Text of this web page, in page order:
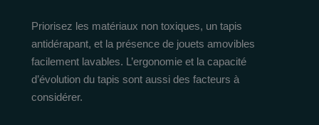
Priorisez les matériaux non toxiques, un tapis
antidérapant, et la présence de jouets amovibles
facilement lavables. L’ergonomie et la capacité
d’évolution du tapis sont aussi des facteurs à
considérer.